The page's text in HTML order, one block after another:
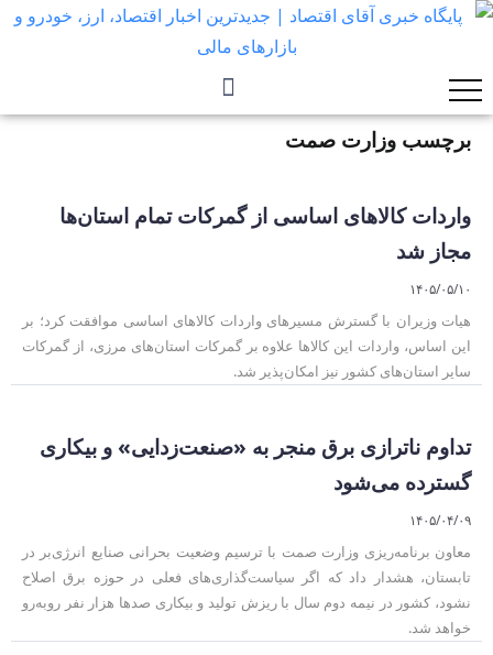
برچسب وزارت صمت
واردات کالاهای اساسی از گمرکات تمام استان‌ها
مجاز شد
۱۴۰۵/۰۵/۱۰
هیات وزیران با گسترش مسیرهای واردات کالاهای اساسی موافقت کرد؛ بر
این اساس، واردات این کالاها علاوه بر گمرکات استان‌های مرزی، از گمرکات
سایر استان‌های کشور نیز امکان‌پذیر شد.
تداوم ناترازی برق منجر به «صنعت‌زدایی» و بیکاری
گسترده می‌شود
۱۴۰۵/۰۴/۰۹
معاون برنامه‌ریزی وزارت صمت با ترسیم وضعیت بحرانی صنایع انرژی‌بر در
تابستان، هشدار داد که اگر سیاست‌گذاری‌های فعلی در حوزه برق اصلاح
نشود، کشور در نیمه دوم سال با ریزش تولید و بیکاری صدها هزار نفر روبه‌رو
خواهد شد.